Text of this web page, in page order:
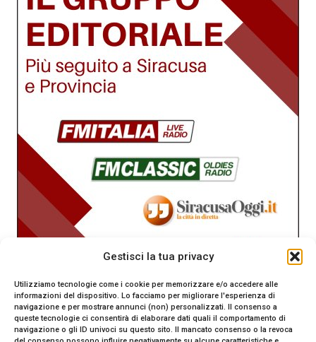
Gestisci la tua privacy
Utilizziamo tecnologie come i cookie per memorizzare e/o accedere alle
informazioni del dispositivo. Lo facciamo per migliorare l'esperienza di
navigazione e per mostrare annunci (non) personalizzati. Il consenso a
queste tecnologie ci consentirà di elaborare dati quali il comportamento di
navigazione o gli ID univoci su questo sito. Il mancato consenso o la revoca